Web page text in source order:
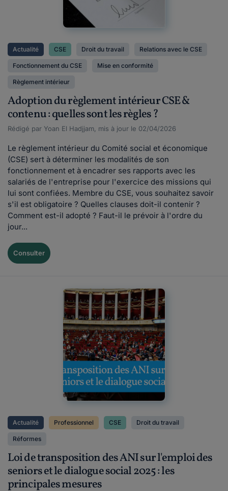
Actualité CSE Droit du travail Relations avec le CSE
Fonctionnement du CSE Mise en conformité
Règlement intérieur
Adoption du règlement intérieur CSE &
contenu : quelles sont les règles ?
Rédigé par Yoan El Hadjjam, mis à jour le 02/04/2026
Le règlement intérieur du Comité social et économique
(CSE) sert à déterminer les modalités de son
fonctionnement et à encadrer ses rapports avec les
salariés de l'entreprise pour l'exercice des missions qui
lui sont confiées. Membre du CSE, vous souhaitez savoir
s'il est obligatoire ? Quelles clauses doit-il contenir ?
Comment est-il adopté ? Faut-il le prévoir à l'ordre du
jour...
Consulter
Actualité Professionnel CSE Droit du travail
Réformes
Loi de transposition des ANI sur l'emploi des
seniors et le dialogue social 2025 : les
principales mesures